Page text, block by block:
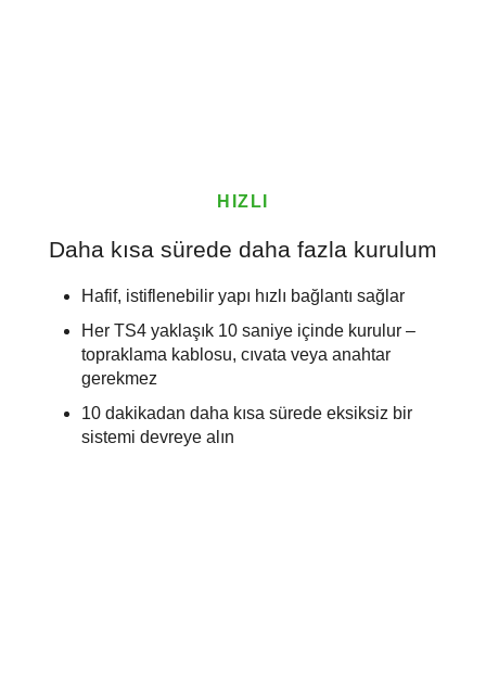
HIZLI
Daha kısa sürede daha fazla kurulum
Hafif, istiflenebilir yapı hızlı bağlantı sağlar
Her TS4 yaklaşık 10 saniye içinde kurulur –
topraklama kablosu, cıvata veya anahtar
gerekmez
10 dakikadan daha kısa sürede eksiksiz bir
sistemi devreye alın